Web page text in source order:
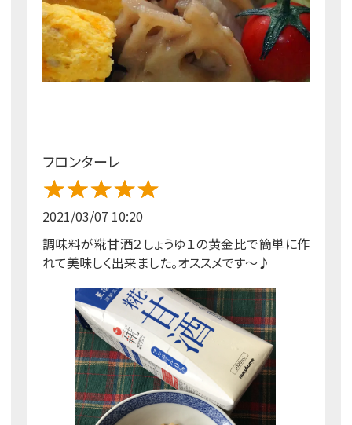
フロンターレ
2021/03/07 10:20
調味料が糀甘酒２しょうゆ１の黄金比で簡単に作
れて美味しく出来ました。オススメです～♪